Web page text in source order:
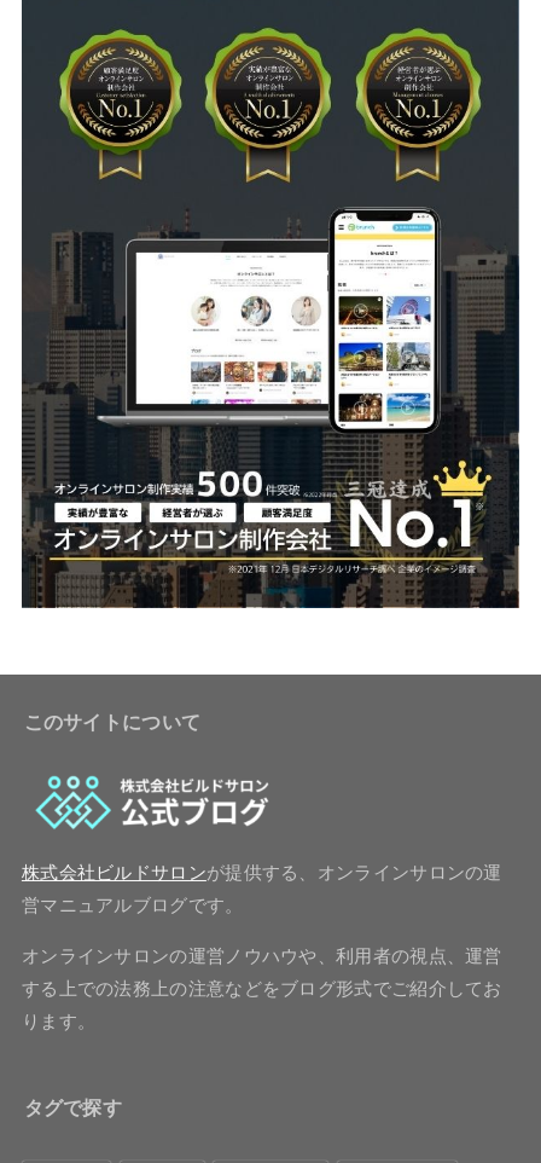
このサイトについて
株式会社ビルドサロンが提供する、オンラインサロンの運
営マニュアルブログです。
オンラインサロンの運営ノウハウや、利用者の視点、運営
する上での法務上の注意などをブログ形式でご紹介してお
ります。
タグで探す